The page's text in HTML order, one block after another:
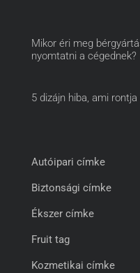
Mikor éri meg
nyomtatni a cégednek?
5 dizájn hiba, ami
Autóipari címke
Biztonsági címke
Ékszer címke
Fruit tag
Kozmetikai címke